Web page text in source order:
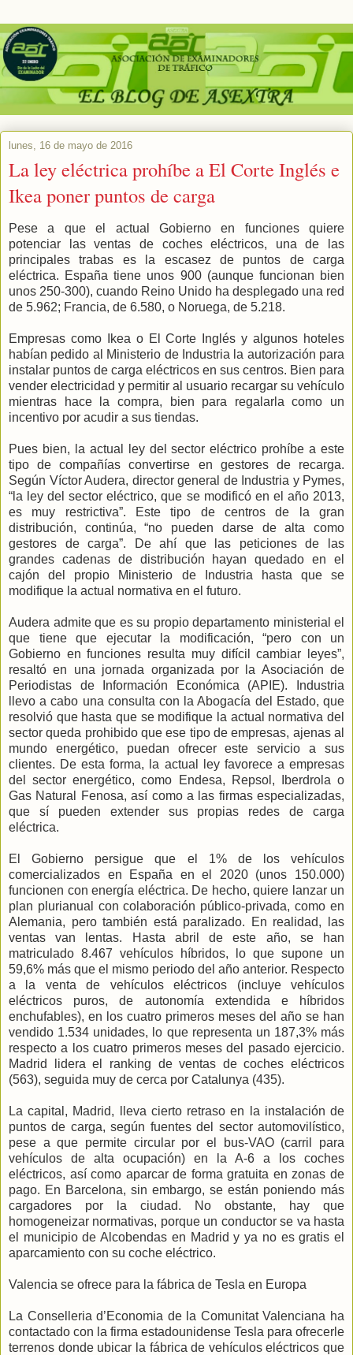
lunes, 16 de mayo de 2016
La ley eléctrica prohíbe a El Corte Inglés e
Ikea poner puntos de carga
Pese a que el actual Gobierno en funciones quiere
potenciar las ventas de coches eléctricos, una de las
principales trabas es la escasez de puntos de carga
eléctrica. España tiene unos 900 (aunque funcionan bien
unos 250-300), cuando Reino Unido ha desplegado una red
de 5.962; Francia, de 6.580, o Noruega, de 5.218.
Empresas como Ikea o El Corte Inglés y algunos hoteles
habían pedido al Ministerio de Industria la autorización para
instalar puntos de carga eléctricos en sus centros. Bien para
vender electricidad y permitir al usuario recargar su vehículo
mientras hace la compra, bien para regalarla como un
incentivo por acudir a sus tiendas.
Pues bien, la actual ley del sector eléctrico prohíbe a este
tipo de compañías convertirse en gestores de recarga.
Según Víctor Audera, director general de Industria y Pymes,
“la ley del sector eléctrico, que se modificó en el año 2013,
es muy restrictiva”. Este tipo de centros de la gran
distribución, continúa, “no pueden darse de alta como
gestores de carga”. De ahí que las peticiones de las
grandes cadenas de distribución hayan quedado en el
cajón del propio Ministerio de Industria hasta que se
modifique la actual normativa en el futuro.
Audera admite que es su propio departamento ministerial el
que tiene que ejecutar la modificación, “pero con un
Gobierno en funciones resulta muy difícil cambiar leyes”,
resaltó en una jornada organizada por la Asociación de
Periodistas de Información Económica (APIE). Industria
llevo a cabo una consulta con la Abogacía del Estado, que
resolvió que hasta que se modifique la actual normativa del
sector queda prohibido que ese tipo de empresas, ajenas al
mundo energético, puedan ofrecer este servicio a sus
clientes. De esta forma, la actual ley favorece a empresas
del sector energético, como Endesa, Repsol, Iberdrola o
Gas Natural Fenosa, así como a las firmas especializadas,
que sí pueden extender sus propias redes de carga
eléctrica.
El Gobierno persigue que el 1% de los vehículos
comercializados en España en el 2020 (unos 150.000)
funcionen con energía eléctrica. De hecho, quiere lanzar un
plan plurianual con colaboración público-privada, como en
Alemania, pero también está paralizado. En realidad, las
ventas van lentas. Hasta abril de este año, se han
matriculado 8.467 vehículos híbridos, lo que supone un
59,6% más que el mismo periodo del año anterior. Respecto
a la venta de vehículos eléctricos (incluye vehículos
eléctricos puros, de autonomía extendida e híbridos
enchufables), en los cuatro primeros meses del año se han
vendido 1.534 unidades, lo que representa un 187,3% más
respecto a los cuatro primeros meses del pasado ejercicio.
Madrid lidera el ranking de ventas de coches eléctricos
(563), seguida muy de cerca por Catalunya (435).
La capital, Madrid, lleva cierto retraso en la instalación de
puntos de carga, según fuentes del sector automovilístico,
pese a que permite circular por el bus-VAO (carril para
vehículos de alta ocupación) en la A-6 a los coches
eléctricos, así como aparcar de forma gratuita en zonas de
pago. En Barcelona, sin embargo, se están poniendo más
cargadores por la ciudad. No obstante, hay que
homogeneizar normativas, porque un conductor se va hasta
el municipio de Alcobendas en Madrid y ya no es gratis el
aparcamiento con su coche eléctrico.
Valencia se ofrece para la fábrica de Tesla en Europa
La Conselleria d’Economia de la Comunitat Valenciana ha
contactado con la firma estadounidense Tesla para ofrecerle
terrenos donde ubicar la fábrica de vehículos eléctricos que